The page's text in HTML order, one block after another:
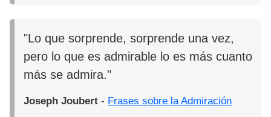
"Lo que sorprende, sorprende una vez,
pero lo que es admirable lo es más cuanto
más se admira."
Joseph Joubert - Frases sobre la Admiración